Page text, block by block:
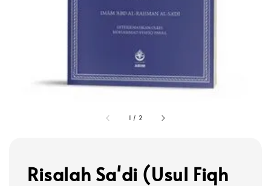
1 / 2
Risalah Sa'di (Usul Fiqh